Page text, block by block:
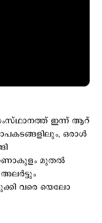
ഇന്ന് ആറ്
ഒരാള്‍
മുതൽ
വരെ യെലോ